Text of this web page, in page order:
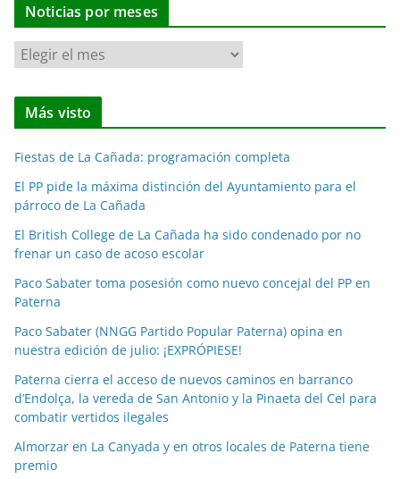
Noticias por meses
N
o
t
i
a
s
p
o
r
m
s
s
Más visto
Fiestas de La Cañada: programación completa
El PP pide la máxima distinción del Ayuntamiento para el
párroco de La Cañada
El British College de La Cañada ha sido condenado por no
frenar un caso de acoso escolar
Paco Sabater toma posesión como nuevo concejal del PP en
Paterna
Paco Sabater (NNGG Partido Popular Paterna) opina en
nuestra edición de julio: ¡EXPRÓPIESE!
Paterna cierra el acceso de nuevos caminos en barranco
d’Endolça, la vereda de San Antonio y la Pinaeta del Cel para
combatir vertidos ilegales
Almorzar en La Canyada y en otros locales de Paterna tiene
premio